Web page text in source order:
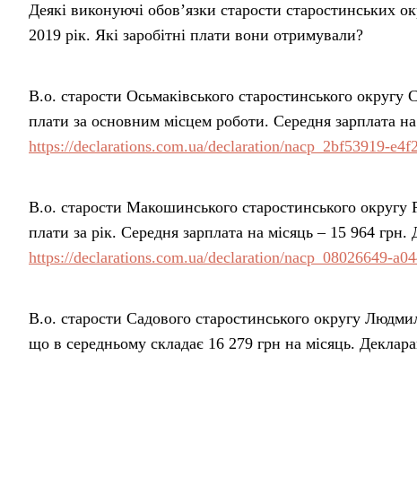
Деякі виконуючі обов’язки старости старостинських
2019 рік. Які заробітні плати вони отримували?
В.о. старости Осьмаківського старостинського округу
плати за основним місцем роботи. Середня зарплата
https://declarations.com.ua/declaration/nacp_2bf53919-
В.о. старости Макошинського старостинського округу
плати за рік. Середня зарплата на місяць – 15 964 грн.
https://declarations.com.ua/declaration/nacp_08026649-
В.о. старости Садового старостинського округу
що в середньому складає 16 279 грн на місяць.